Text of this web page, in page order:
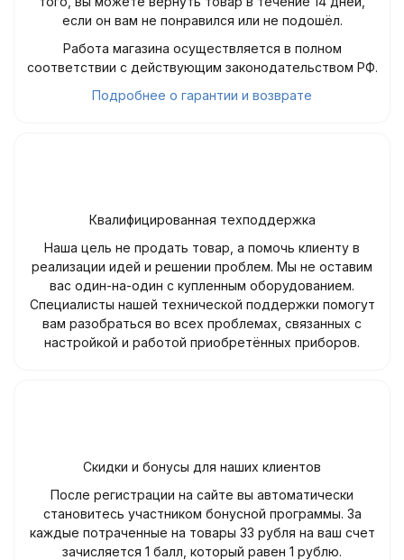
если он вам не понравился или не подошёл.
Работа магазина осуществляется в полном
соответствии с действующим законодательством РФ.
Подробнее о гарантии и возврате
Квалифицированная техподдержка
Наша цель не продать товар, а помочь клиенту в
реализации идей и решении проблем. Мы не оставим
вас один-на-один с купленным оборудованием.
Специалисты нашей технической поддержки помогут
вам разобраться во всех проблемах, связанных с
настройкой и работой приобретённых приборов.
Скидки и бонусы для наших клиентов
После регистрации на сайте вы автоматически
становитесь участником бонусной программы. За
каждые потраченные на товары 33 рубля на ваш счет
зачисляется 1 балл, который равен 1 рублю.